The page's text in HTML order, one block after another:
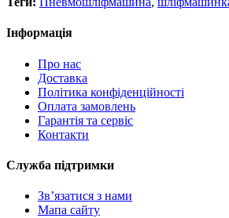
Інформація
Про нас
Доставка
Політика конфіденційності
Оплата замовлень
Гарантія та сервіс
Контакти
Служба підтримки
Зв’язатися з нами
Мапа сайту